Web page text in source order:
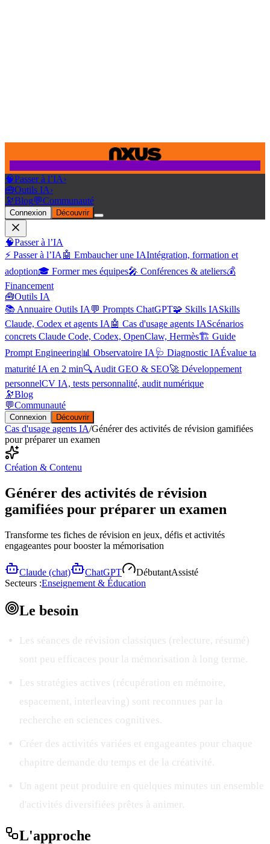
🧠Passer à l’IA›
🧰Outils IA›
🔭Blog💬Communauté
Connexion Découvrir
🧠Passer à l’IA
⚡ Passer à l’IA 🤖 Embaucher une IAIntégration, formation et
adoption🎓 Former mes équipes🎤 Conférences & ateliers💰
Financement
🧰Outils IA
📚 Annuaire Outils IA 💬 Prompts ChatGPT🧩 Skills IASkills
Claude, Codex et agents IA 🤖 Cas d'usage agents IAScénarios
concrets Claude Code, Codex, OpenClaw, Hermès🏗️ Guide
Prompt Engineering📊 Observatoire IA 🩺 Diagnostic IAÉvalue ta
maturité IA en 2 min🔍 Audit GEO & SEO🚀 Développement
personnelCV IA, tests personnalité, audit numérique
🔭Blog
💬Communauté
Connexion Découvrir
Cas d'usage agents IA/Générer des activités de révision gamifiées
pour préparer un examen
Création & Contenu
Générer des activités de révision
gamifiées pour préparer un examen
Transforme tes fiches de révision en jeux, défis et activités
engageantes pour booster la mémorisation
Claude (chat) ChatGPT DébutantAssisté
Secteurs :Enseignement & Éducation
Le besoin
Les séances de révision classiques (relecture, résumé)
sont peu efficaces pour la mémorisation à long terme.
Les stratégies actives (récupération en mémoire,
espacement, interleaving) sont reconnues par la
recherche en sciences cognitives.
Créer des activités variées et engageantes pour chaque
chapitre demande du temps et de la créativité.
Un agent peut produire en quelques minutes un ensemble
d'activités diversifiées prêtes à animer.
L'approche